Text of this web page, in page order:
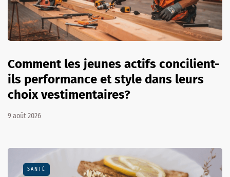
Comment les jeunes actifs concilient-
ils performance et style dans leurs
choix vestimentaires?
9 août 2026
SANTÉ